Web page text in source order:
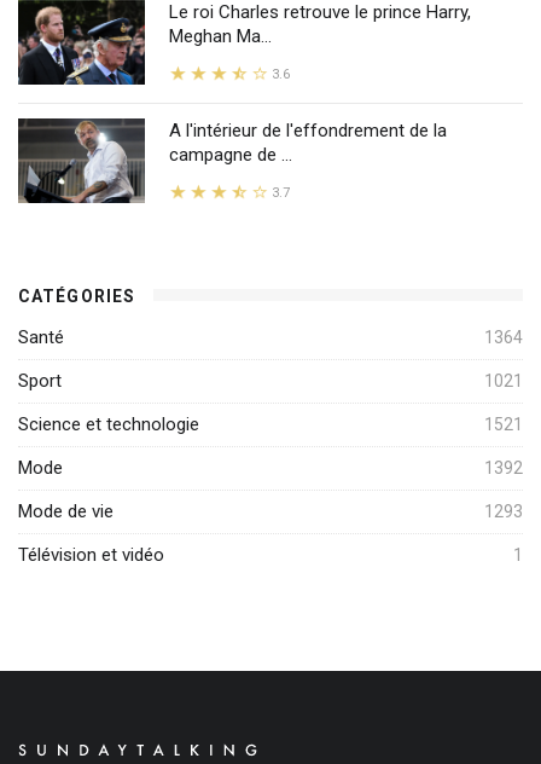
Le roi Charles retrouve le prince Harry,
Meghan Ma...
3.6
A l'intérieur de l'effondrement de la
campagne de ...
3.7
CATÉGORIES
Santé 1364
Sport 1021
Science et technologie 1521
Mode 1392
Mode de vie 1293
Télévision et vidéo 1